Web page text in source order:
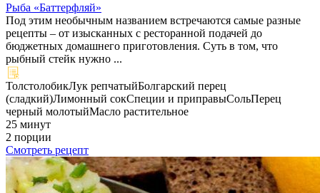
Рыба «Баттерфляй»
Под этим необычным названием встречаются самые разные
рецепты – от изысканных с ресторанной подачей до
бюджетных домашнего приготовления. Суть в том, что
рыбный стейк нужно ...
ТолстолобикЛук репчатыйБолгарский перец
(сладкий)Лимонный сокСпеции и приправыСольПерец
черный молотыйМасло растительное
25 минут
2 порции
Смотреть рецепт